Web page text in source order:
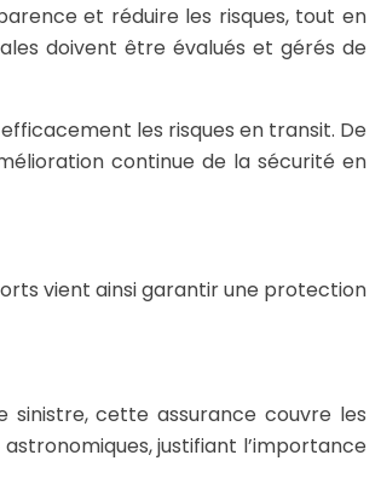
et réduire les risques, tout en
doivent être évalués et gérés de
les risques en transit. De
continue de la sécurité en
vient ainsi garantir une protection
sinistre, cette assurance couvre les
justifiant l’importance